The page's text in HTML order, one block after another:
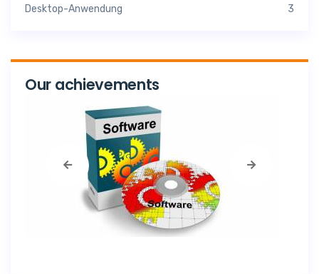
Desktop-Anwendung 3
Our achievements